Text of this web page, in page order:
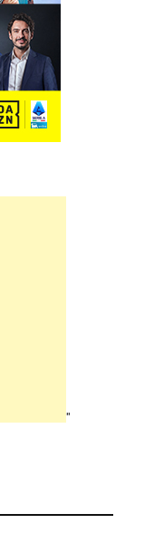
"